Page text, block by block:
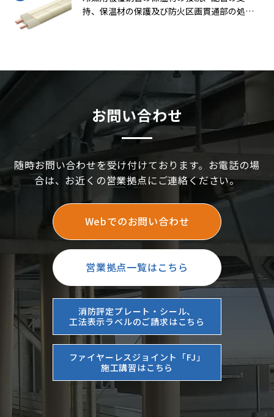
持、保温材の保護及び防火区画貫通部の処理
お問い合わせ
随時お問い合わせを受け付けております。お電話の場
合は、お近くの営業拠点にご連絡ください。
Webでのお問い合わせ
営業拠点一覧はこちら
消防評定プレート・シール、
工法表示ラベルのご請求はこちら
ファイヤーレスジョイント「FJ」
施工講習はこちら